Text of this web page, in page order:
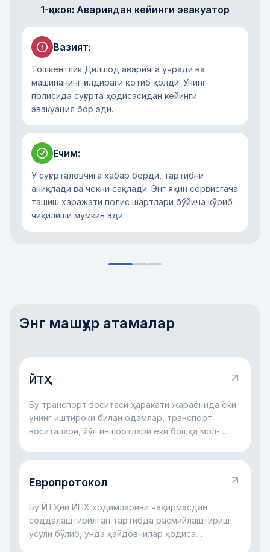
1-ҳикоя: Авариядан кейинги эвакуатор
Вазият:
Тошкентлик Дилшод аварияга учради ва
машинанинг ғилдираги қотиб қолди. Унинг
полисида суғурта ҳодисасидан кейинги
эвакуация бор эди.
Ечим:
У суғурталовчига хабар берди, тартибни
аниқлади ва чекни сақлади. Энг яқин сервисгача
ташиш харажати полис шартлари бўйича кўриб
чиқилиши мумкин эди.
Энг машҳур атамалар
ЙТҲ
Бу транспорт воситаси ҳаракати жараёнида ёки
унинг иштироки билан одамлар, транспорт
воситалари, йўл иншоотлари ёки бошқа мол-
Европротокол
Бу ЙТҲни ЙПХ ходимларини чақирмасдан
соддалаштирилган тартибда расмийлаштириш
усули бўлиб, унда ҳайдовчилар ҳодиса